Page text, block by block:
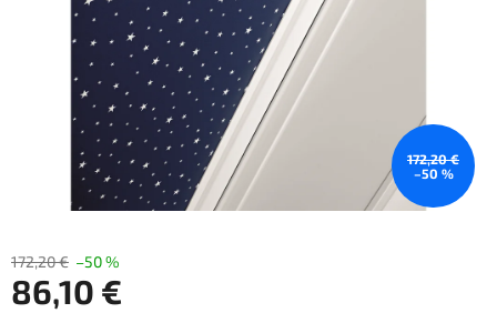
172,20 €
–50 %
172,20 € –50 %
86,10 €